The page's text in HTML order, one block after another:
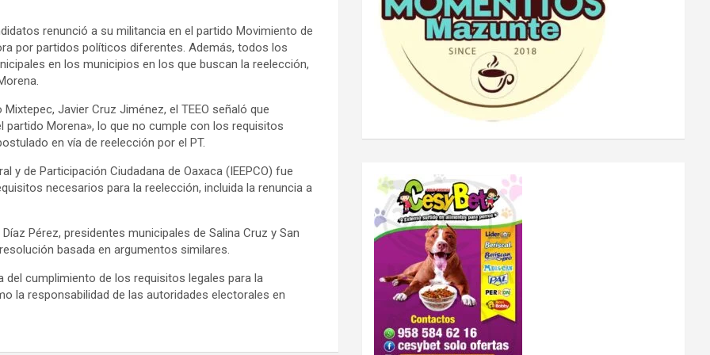
renunció a su militancia en el partido Movimiento de
por partidos políticos diferentes. Además, todos los
en los municipios en los que buscan la reelección,
Javier Cruz Jiménez, el TEEO señaló que
Morena», lo que no cumple con los requisitos
en vía de reelección por el PT.
y de Participación Ciudadana de Oaxaca (IEEPCO) fue
necesarios para la reelección, incluida la renuncia a
Pérez, presidentes municipales de Salina Cruz y San
basada en argumentos similares.
del cumplimiento de los requisitos legales para la
la responsabilidad de las autoridades electorales en